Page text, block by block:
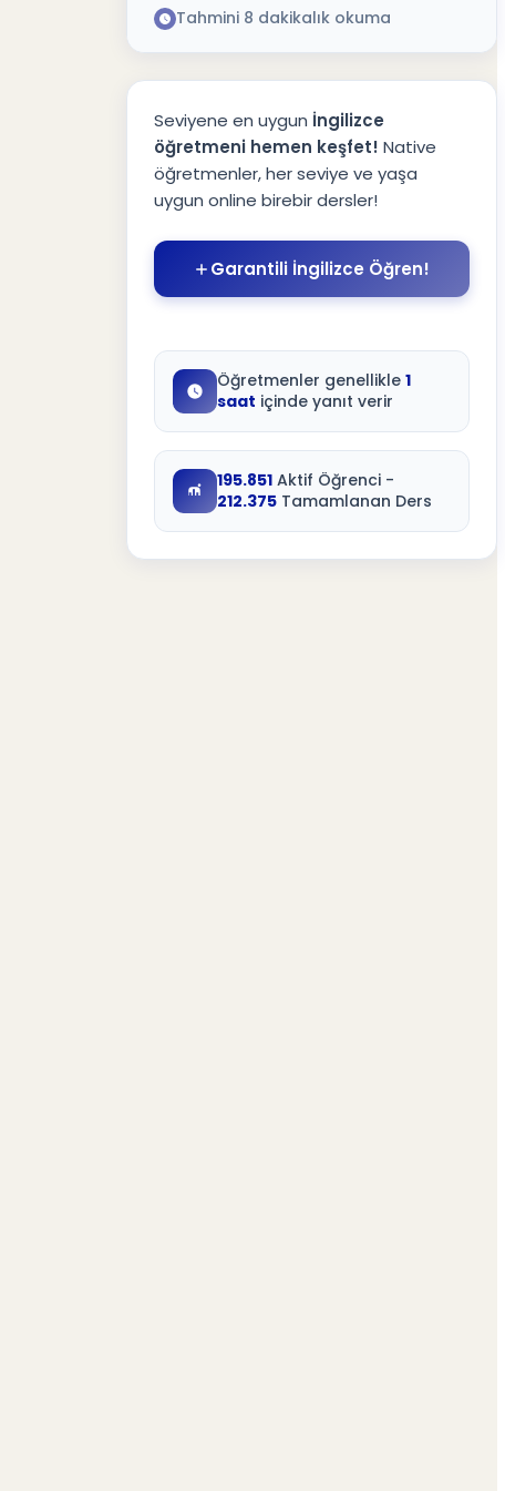
11 Detaylı Örnekler
12 İpuçları
13
Kim ve Kimi Arasındaki Farkı
Kolayca Anlamanın Yolu
15
Who ve Whom Kullanımı:
Doğru Kullanım İçin Cümlelerle
16 Kullanım İpuçları:
17
vs Whom Sınav Soruları
Tahmini 8 dakikalık okuma
Seviyene en uygun İngilizce
öğretmeni hemen keşfet! Native
öğretmenler, her seviye ve yaşa
uygun online birebir dersler!
Garantili İngilizce Öğren!
Öğretmenler genellikle 1
saat içinde yanıt verir
195.851 Aktif Öğrenci -
212.375 Tamamlanan Ders